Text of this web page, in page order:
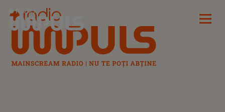
Radio Impuls